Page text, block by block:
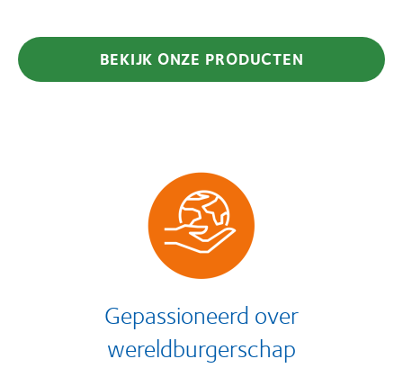
BEKIJK ONZE PRODUCTEN
Gepassioneerd over
wereldburgerschap